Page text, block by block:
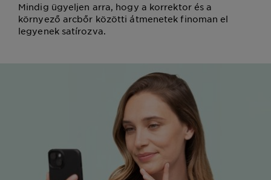
Mindig ügyeljen arra, hogy a korrektor és a
környező arcbőr közötti átmenetek finoman el
legyenek satírozva.